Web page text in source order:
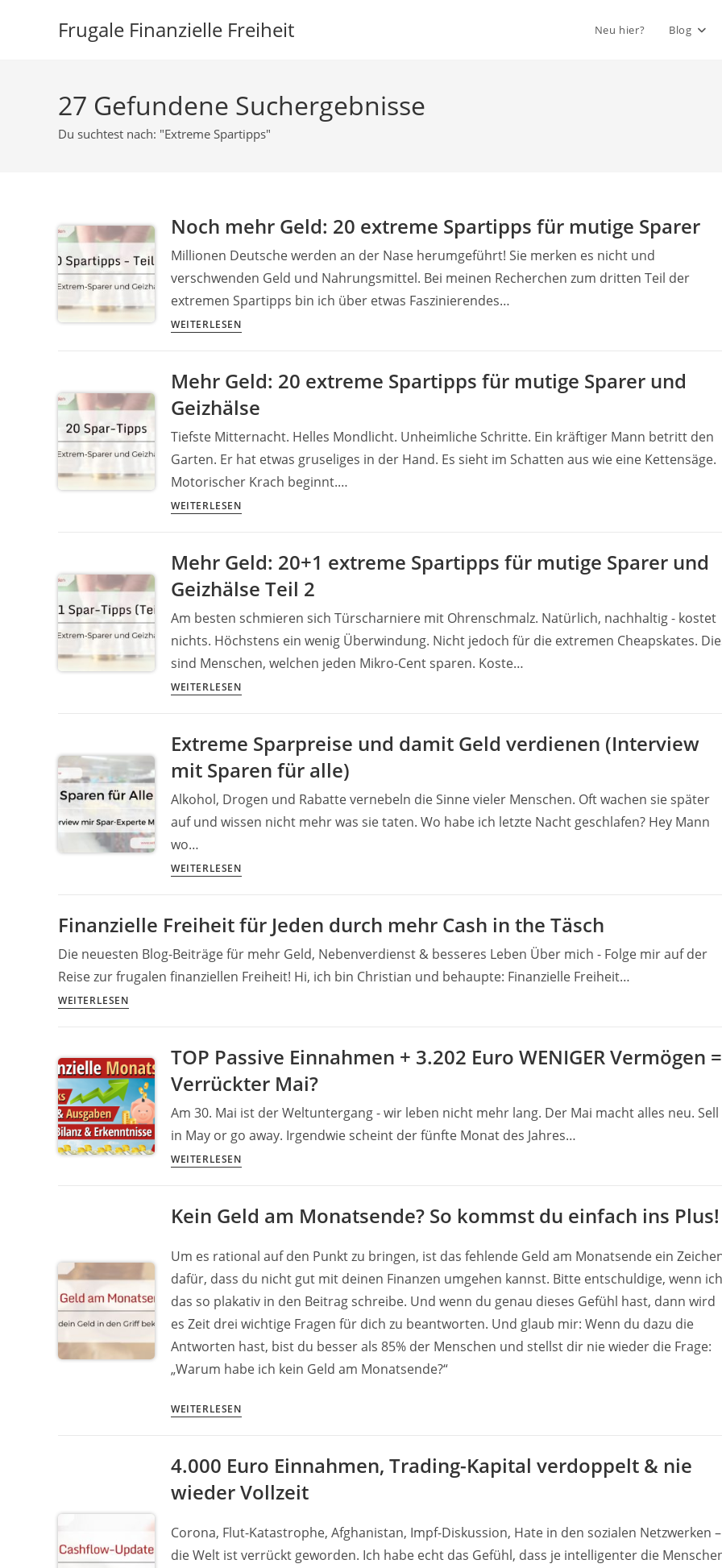
Frugale Finanzielle Freiheit Neu hier? Blog
27 Gefundene Suchergebnisse
Du suchtest nach: "Extreme Spartipps"
Noch mehr Geld: 20 extreme Spartipps für mutige Sparer
Millionen Deutsche werden an der Nase herumgeführt! Sie merken es nicht und
verschwenden Geld und Nahrungsmittel. Bei meinen Recherchen zum dritten Teil der
extremen Spartipps bin ich über etwas Faszinierendes…
WEITERLESENNoch
20
extreme
für
mutige
Sparer
Mehr Geld: 20 extreme Spartipps für mutige Sparer und
Geizhälse
Tiefste Mitternacht. Helles Mondlicht. Unheimliche Schritte. Ein kräftiger Mann betritt den
Garten. Er hat etwas gruseliges in der Hand. Es sieht im Schatten aus wie eine Kettensäge.
Motorischer Krach beginnt.…
WEITERLESENMehr
extreme
Spartipps
mutige
Sparer
und
Geizhälse
Mehr Geld: 20+1 extreme Spartipps für mutige Sparer und
Geizhälse Teil 2
Am besten schmieren sich Türscharniere mit Ohrenschmalz. Natürlich, nachhaltig - kostet
nichts. Höchstens ein wenig Überwindung. Nicht jedoch für die extremen Cheapskates.
sind Menschen, welchen jeden Mikro-Cent sparen. Koste…
WEITERLESENMehr
extreme
Spartipps
mutige
Sparer
Geizhälse
Extreme Sparpreise und damit Geld verdienen (Interview
mit Sparen für alle)
Alkohol, Drogen und Rabatte vernebeln die Sinne vieler Menschen. Oft wachen sie später
auf und wissen nicht mehr was sie taten. Wo habe ich letzte Nacht geschlafen? Hey Mann
wo…
WEITERLESENExtreme
damit
(Interview
alle)
Finanzielle Freiheit für Jeden durch mehr Cash in the Täsch
Die neuesten Blog-Beiträge für mehr Geld, Nebenverdienst & besseres Leben Über mich - Folge mir auf der
Reise zur frugalen finanziellen Freiheit! Hi, ich bin Christian und behaupte: Finanzielle Freiheit…
WEITERLESENFinanzielle
Jeden
durch
mehr
Cash
in
the
TOP Passive Einnahmen + 3.202 Euro WENIGER Vermögen =
Verrückter Mai?
Am 30. Mai ist der Weltuntergang - wir leben nicht mehr lang. Der Mai macht alles neu. Sell
in May or go away. Irgendwie scheint der fünfte Monat des Jahres…
WEITERLESENTOP
+
Euro
WENIGER
Vermögen
Verrückter
Mai?
Kein Geld am Monatsende? So kommst du einfach ins Plus!
Um es rational auf den Punkt zu bringen, ist das fehlende Geld am Monatsende ein
dafür, dass du nicht gut mit deinen Finanzen umgehen kannst. Bitte entschuldige, wenn ich
das so plakativ in den Beitrag schreibe. Und wenn du genau dieses Gefühl hast, dann wird
es Zeit drei wichtige Fragen für dich zu beantworten. Und glaub mir: Wenn du dazu die
Antworten hast, bist du besser als 85% der Menschen und stellst dir nie wieder die Frage:
„Warum habe ich kein Geld am Monatsende?“
WEITERLESENKein
Monatsende?
So
du
einfach
4.000 Euro Einnahmen, Trading-Kapital verdoppelt & nie
wieder Vollzeit
Corona, Flut-Katastrophe, Afghanistan, Impf-Diskussion, Hate in den sozialen Netzwerken –
die Welt ist verrückt geworden. Ich habe echt das Gefühl, dass je intelligenter die